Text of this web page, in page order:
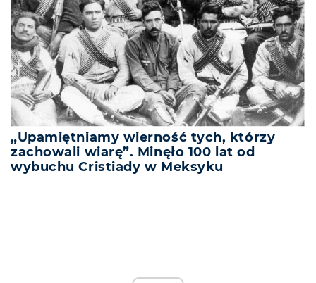
„Upamiętniamy wierność tych, którzy
zachowali wiarę”. Minęło 100 lat od
wybuchu Cristiady w Meksyku